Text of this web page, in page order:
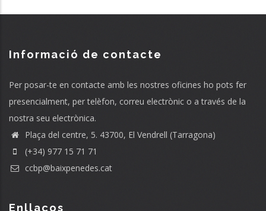
Informació de contacte
Per posar-te en contacte amb les nostres oficines ho pots fer
presencialment, per telèfon, correu electrònic o a través de la
nostra seu electrònica.
Plaça del centre, 5. 43700, El Vendrell (Tarragona)
(+34) 977 15 71 71
ccbp@baixpenedes.cat
Enllaços